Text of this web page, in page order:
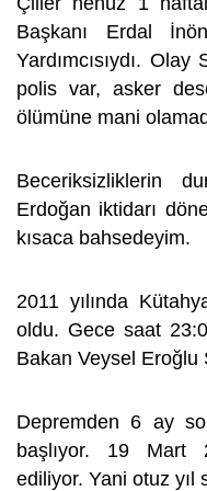
Başkanı Erdal
Yardımcısıydı.
polis var, asker
ölümüne mani
Beceriksizliklerin
Erdoğan iktidarı
kısaca bahsedeyim.
2011 yılında
oldu. Gece saat
Bakan Veysel Eroğlu
Depremden 6 ay
başlıyor. 19 Mart
ediliyor. Yani otuz yıl